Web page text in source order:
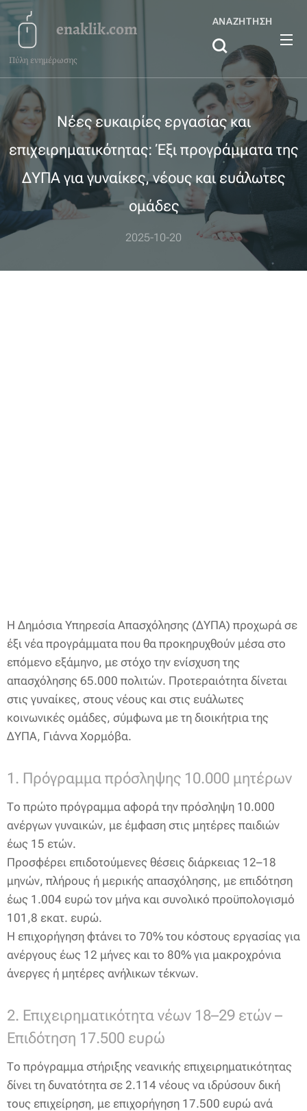
enaklik.com
Πύλη ενημέρωσης
ΑΝΑΖΉΤΗΣΗ
Νέες ευκαιρίες εργασίας και
επιχειρηματικότητας: Έξι προγράμματα της
ΔΥΠΑ για γυναίκες, νέους και ευάλωτες
ομάδες
2025-10-20
Η Δημόσια Υπηρεσία Απασχόλησης (ΔΥΠΑ) προχωρά σε
έξι νέα προγράμματα που θα προκηρυχθούν μέσα στο
επόμενο εξάμηνο, με στόχο την ενίσχυση της
απασχόλησης 65.000 πολιτών. Προτεραιότητα δίνεται
στις γυναίκες, στους νέους και στις ευάλωτες
κοινωνικές ομάδες, σύμφωνα με τη διοικήτρια της
ΔΥΠΑ, Γιάννα Χορμόβα.
1. Πρόγραμμα πρόσληψης 10.000 μητέρων
Το πρώτο πρόγραμμα αφορά την πρόσληψη 10.000
ανέργων γυναικών, με έμφαση στις μητέρες παιδιών
έως 15 ετών.
Προσφέρει επιδοτούμενες θέσεις διάρκειας 12–18
μηνών, πλήρους ή μερικής απασχόλησης, με επιδότηση
έως 1.004 ευρώ τον μήνα και συνολικό προϋπολογισμό
101,8 εκατ. ευρώ.
Η επιχορήγηση φτάνει το 70% του κόστους εργασίας για
ανέργους έως 12 μήνες και το 80% για μακροχρόνια
άνεργες ή μητέρες ανήλικων τέκνων.
2. Επιχειρηματικότητα νέων 18–29 ετών –
Επιδότηση 17.500 ευρώ
Το πρόγραμμα στήριξης νεανικής επιχειρηματικότητας
δίνει τη δυνατότητα σε 2.114 νέους να ιδρύσουν δική
τους επιχείρηση, με επιχορήγηση 17.500 ευρώ ανά